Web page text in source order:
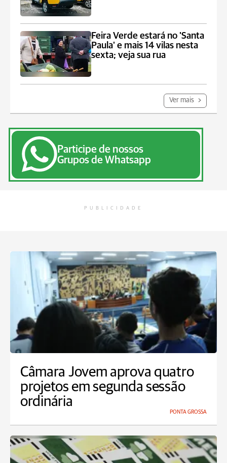
Feira Verde estará no 'Santa
Paula' e mais 14 vilas nesta
sexta; veja sua rua
Ver mais
Participe de nossos
Grupos de Whatsapp
PUBLICIDADE
Câmara Jovem aprova quatro
projetos em segunda sessão
ordinária
PONTA GROSSA